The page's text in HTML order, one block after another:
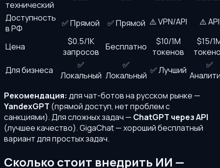
технический
Доступность
в РФ
✅ Прямой ✅ Прямой ⚠️ VPN/API ⚠️ API
Цена
$0.5/1K
запросов
Бесплатно
$10/1M
токенов
$15/
Для бизнеса
✅
Локальный
✅
Локальный ✅ Лучший
✅
Рекомендация: для чат-ботов на русском рынке —
YandexGPT (прямой доступ, нет проблем с
санкциями). Для сложных задач — ChatGPT через API
(лучшее качество). GigaChat — хороший бесплатный
вариант для простых задач.
Сколько стоит внедрить ИИ —